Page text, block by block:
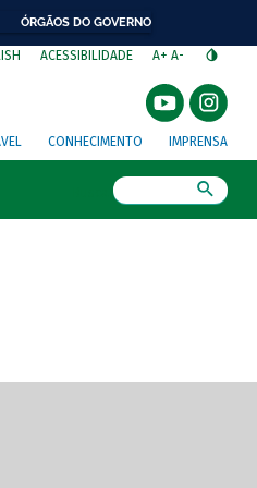
ÓRGÃOS DO GOVERNO
ACESSIBILIDADE A+ A-
CONHECIMENTO IMPRENSA